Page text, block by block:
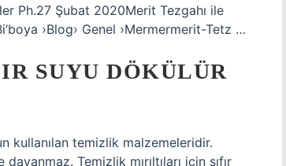
Ph.27 Şubat 2020Merit Tezgahı ile
›Blog› Genel ›Mermermerit-Tetz …
SUYU DÖKÜLÜR
kullanılan temizlik malzemeleridir.
Temizlik mırıltıları için sıfır